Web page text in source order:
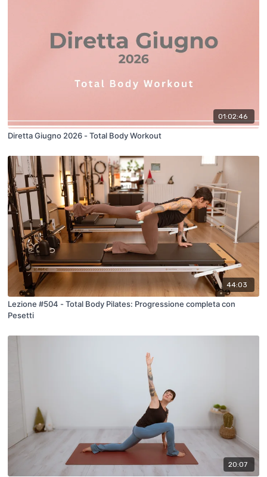
01:02:46
Diretta Giugno 2026 - Total Body Workout
44:03
Lezione #504 - Total Body Pilates: Progressione completa con
Pesetti
20:07